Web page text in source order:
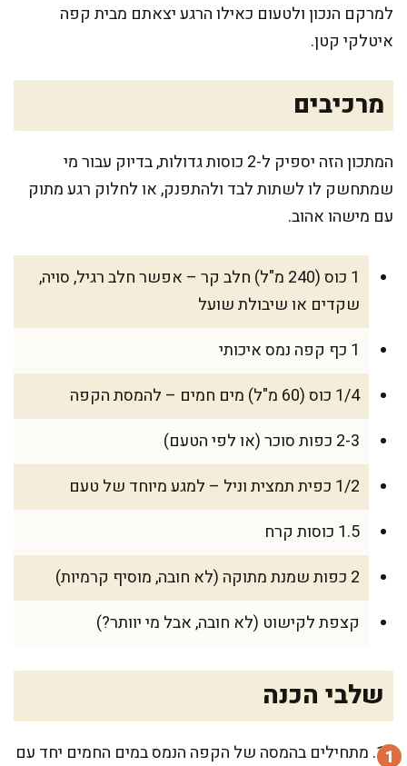
למרקם הנכון ולטעום כאילו הרגע יצאתם מבית קפה
איטלקי קטן.
מרכיבים
המתכון הזה יספיק ל-2 כוסות גדולות, בדיוק עבור מי
שמתחשק לו לשתות לבד ולהתפנק, או לחלוק רגע מתוק
עם מישהו אהוב.
1 כוס (240 מ"ל) חלב קר – אפשר חלב רגיל, סויה,
שקדים או שיבולת שועל
1 כף קפה נמס איכותי
1/4 כוס (60 מ"ל) מים חמים – להמסת הקפה
2-3 כפות סוכר (או לפי הטעם)
1/2 כפית תמצית וניל – למגע מיוחד של טעם
1.5 כוסות קרח
2 כפות שמנת מתוקה (לא חובה, מוסיף קרמיות)
קצפת לקישוט (לא חובה, אבל מי יוותר?)
שלבי הכנה
מתחילים בהמסה של הקפה הנמס במים החמים יחד עם